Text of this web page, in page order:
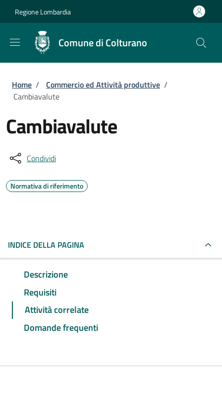
Regione Lombardia
Comune di Colturano
Briciole di pane
Home / Commercio ed Attività produttive /
Cambiavalute
Cambiavalute
Condividi
Normativa di riferimento
INDICE DELLA PAGINA
Descrizione
Requisiti
Attività correlate
Domande frequenti